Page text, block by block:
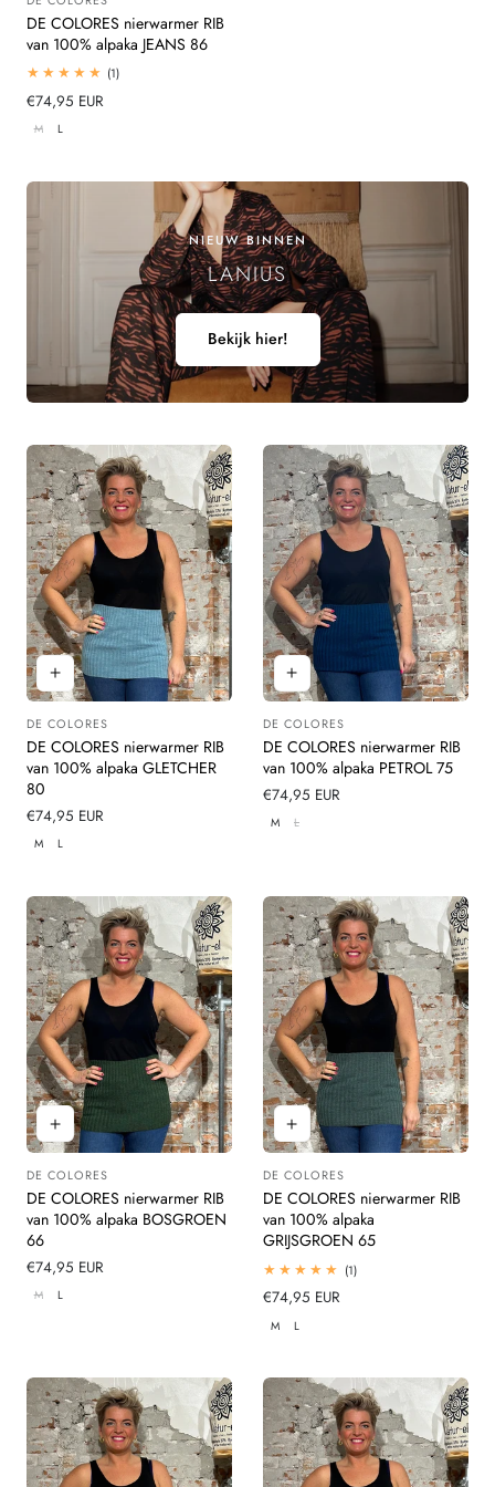
Leverancier:
DE COLORES nierwarmer RIB
van 100% alpaka JEANS 86
(1)1
Normale
prijs
€74,95 EUR
M L
NIEUW BINNEN
LANIUS
Bekijk hier!
Leverancier:
DE COLORES
DE COLORES nierwarmer RIB
van 100% alpaka GLETCHER
80
Normale
prijs
€74,95 EUR
M L
Leverancier:
DE COLORES
DE COLORES nierwarmer RIB
van 100% alpaka PETROL 75
Normale
prijs
€74,95 EUR
M L
Leverancier:
DE COLORES
DE COLORES nierwarmer RIB
van 100% alpaka BOSGROEN
66
Normale
prijs
€74,95 EUR
M L
Leverancier:
DE COLORES
DE COLORES nierwarmer RIB
van 100% alpaka
GRIJSGROEN 65
(1)1
Normale
prijs
€74,95 EUR
M L